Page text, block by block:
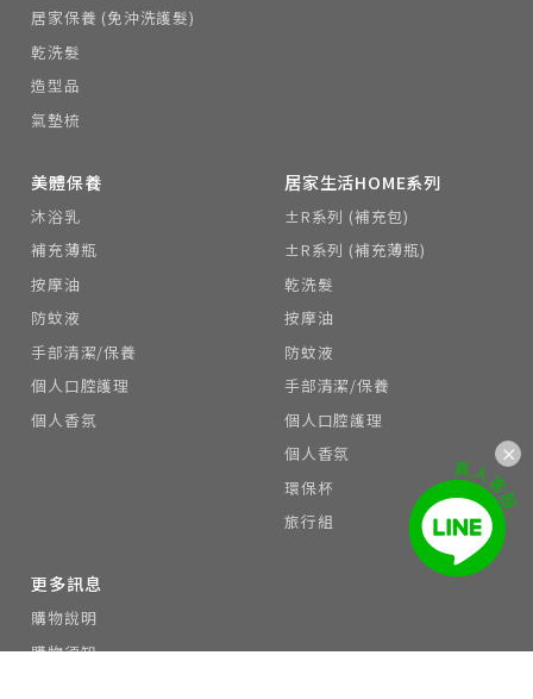
居家保養 (免沖洗護髮)
乾洗髮
造型品
氣墊梳
美體保養
沐浴乳
補充薄瓶
按摩油
防蚊液
手部清潔/保養
個人口腔護理
個人香氛
居家生活HOME系列
±R系列 (補充包)
±R系列 (補充薄瓶)
乾洗髮
按摩油
防蚊液
手部清潔/保養
個人口腔護理
個人香氛
環保杯
旅行組
更多訊息
購物說明
購物須知